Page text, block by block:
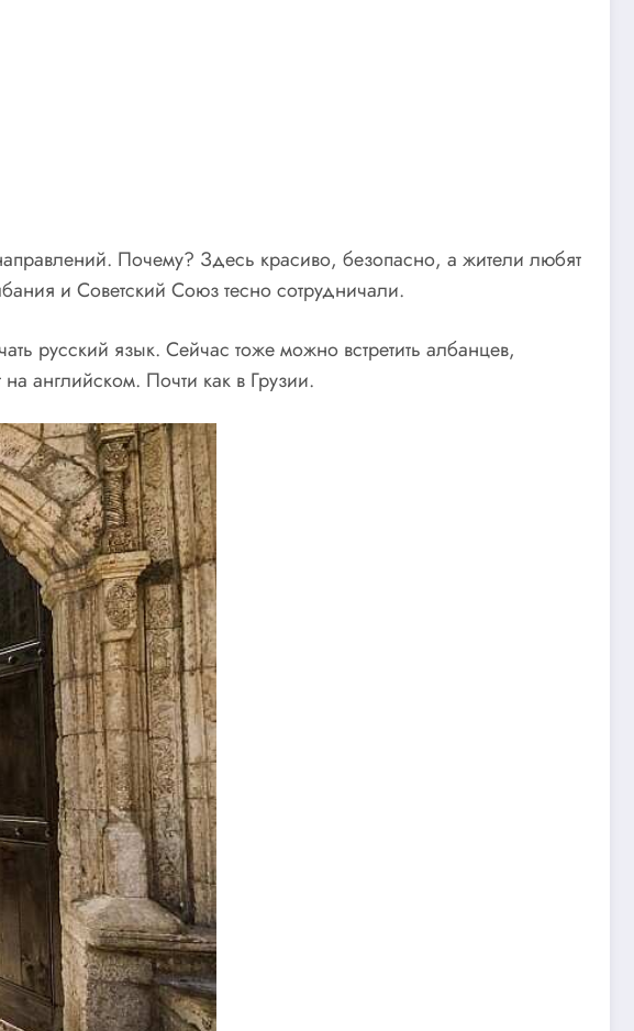
Почему? Здесь красиво, безопасно, а жители любят
и Советский Союз тесно сотрудничали.
русский язык. Сейчас тоже можно встретить албанцев,
английском. Почти как в Грузии.